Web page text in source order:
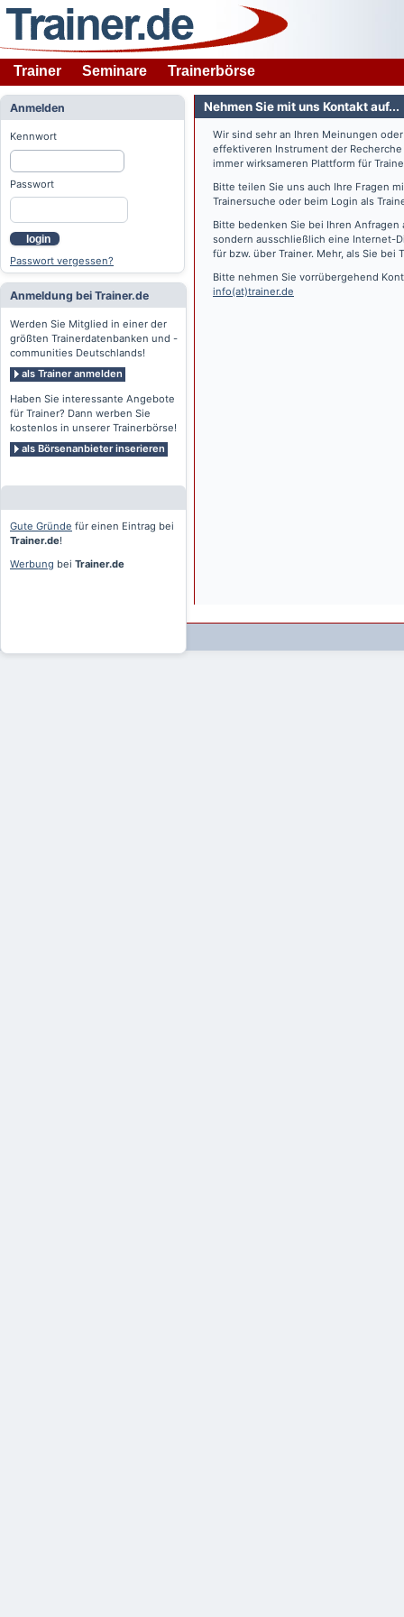
Trainer Seminare Trainerbörse
Anmelden
Kennwort
Passwort
login
Passwort vergessen?
Anmeldung bei Trainer.de
Werden Sie Mitglied in einer der
größten Trainerdatenbanken und -
communities Deutschlands!
als Trainer anmelden
Haben Sie interessante Angebote
für Trainer? Dann werben Sie
kostenlos in unserer Trainerbörse!
als Börsenanbieter inserieren
Gute Gründe für einen Eintrag bei
Trainer.de!
Werbung bei Trainer.de
Nehmen Sie mit uns Kontakt auf...
Wir sind sehr an Ihren Meinungen
effektiveren Instrument der
immer wirksameren Plattform für
Bitte teilen Sie uns auch Ihre Fragen
Trainersuche oder beim Login als
Bitte bedenken Sie bei Ihren
sondern ausschließlich eine Internet-
für bzw. über Trainer. Mehr, als Sie bei
Bitte nehmen Sie vorrübergehend
info(at)trainer.de